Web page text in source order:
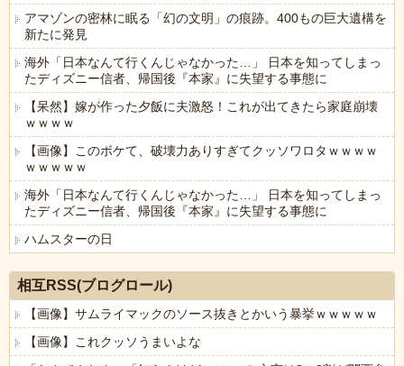
アマゾンの密林に眠る「幻の文明」の痕跡。400もの巨大遺構を
新たに発見
海外「日本なんて行くんじゃなかった…」 日本を知ってしまっ
たディズニー信者、帰国後『本家』に失望する事態に
【呆然】嫁が作った夕飯に夫激怒！これが出てきたら家庭崩壊
ｗｗｗｗ
【画像】このボケて、破壊力ありすぎてクッソワロタｗｗｗｗ
ｗｗｗｗｗ
海外「日本なんて行くんじゃなかった…」 日本を知ってしまっ
たディズニー信者、帰国後『本家』に失望する事態に
ハムスターの日
相互RSS(ブログロール)
【画像】サムライマックのソース抜きとかいう暴挙ｗｗｗｗｗ
【画像】これクッソうまいよな